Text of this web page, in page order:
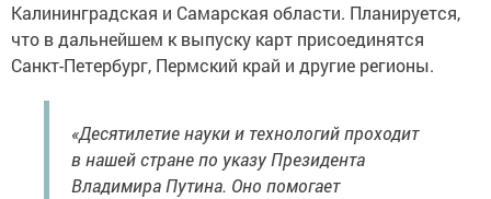
Калининградская и Самарская области. Планируется,
что в дальнейшем к выпуску карт присоединятся
Санкт-Петербург, Пермский край и другие регионы.
«Десятилетие науки и технологий проходит
в нашей стране по указу Президента
Владимира Путина. Оно помогает